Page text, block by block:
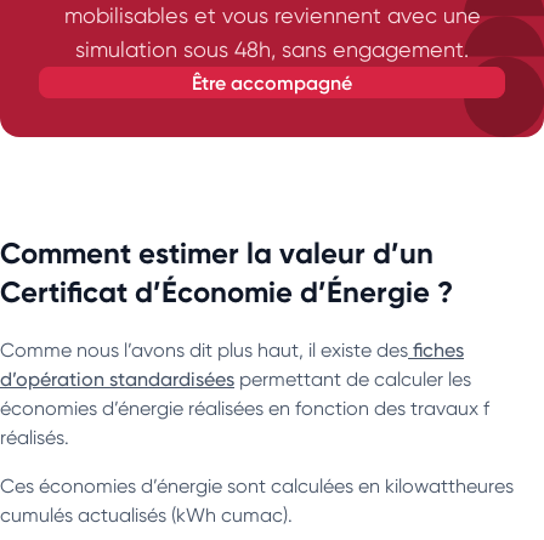
mobilisables et vous reviennent avec une
simulation sous 48h, sans engagement.
être accompagné
Comment estimer la valeur d’un
Certificat d’Économie d’Énergie ?
Comme nous l’avons dit plus haut, il existe des fiches
d’opération standardisées permettant de calculer les
économies d’énergie réalisées en fonction des travaux f
réalisés.
Ces économies d’énergie sont calculées en kilowattheures
cumulés actualisés (kWh cumac).